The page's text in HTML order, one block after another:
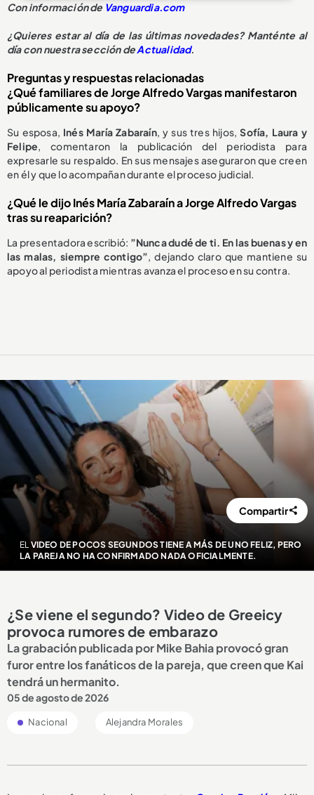
Con información de Vanguardia.com
¿Quieres estar al día de las últimas novedades? Manténte al
día con nuestra sección deActualidad.
Preguntas y respuestas relacionadas
¿Qué familiares de Jorge Alfredo Vargas manifestaron
públicamente su apoyo?
Su esposa, Inés María Zabaraín, y sus tres hijos,Sofía, Laura y
Felipe, comentaron la publicación del periodista para
expresarle su respaldo. En sus mensajes aseguraron que creen
en él y que lo acompañan durante el proceso judicial.
¿Qué le dijo Inés María Zabaraín a Jorge Alfredo Vargas
tras su reaparición?
La presentadora escribió: ”Nunca dudé de ti. En las buenas y en
las malas, siempre contigo”, dejando claro que mantiene su
apoyo al periodista mientras avanza el proceso en su contra.
EL VIDEO DE POCOS SEGUNDOS TIENE A MÁS DE UNO FELIZ, PERO
LA PAREJA NO HA CONFIRMADO NADA OFICIALMENTE.
Compartir
¿Se viene el segundo? Video de Greeicy
provoca rumores de embarazo
La grabación publicada por Mike Bahia provocó gran
furor entre los fanáticos de la pareja, que creen que Kai
tendrá un hermanito.
05 de agosto de 2026
Nacional Alejandra Morales